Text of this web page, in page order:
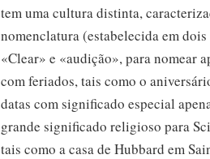
tem uma cultura distinta,
nomenclatura (estabelecida em
«Clear» e «audição», para nomear
com feriados, tais como o
datas com significado especial
grande significado religioso para
tais como a casa de Hubbard em